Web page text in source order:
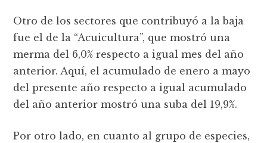
Otro de los sectores que contribuyó a la baja
fue el de la “Acuicultura”, que mostró una
merma del 6,0% respecto a igual mes del año
anterior. Aquí, el acumulado de enero a mayo
del presente año respecto a igual acumulado
del año anterior mostró una suba del 19,9%.
Por otro lado, en cuanto al grupo de especies,